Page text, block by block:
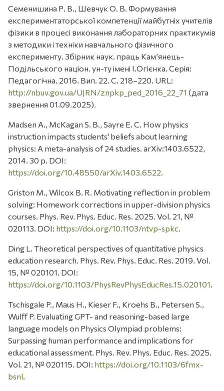
Семенишина Р. В., Шевчук О. В. Формування
експериментаторської компетенції майбутніх учителів
фізики в процесі виконання лабораторних практикумів
з методики і техніки навчального фізичного
експерименту. Збірник наук. праць Кам’янець-
Подільського націон. ун-ту імені І.Огієнка. Серія:
Педагогічна. 2016. Вип. 22. С. 218–220. URL:
http://nbuv.gov.ua/UJRN/znpkp_ped_2016_22_71 (дата
звернення 01.09.2025).
Madsen A., McKagan S. B., Sayre E. C. How physics
instruction impacts students' beliefs about learning
physics: A meta-analysis of 24 studies. arXiv:1403.6522,
2014. 30 p. DOI:
https://doi.org/10.48550/arXiv.1403.6522.
Griston M., Wilcox B. R. Motivating reflection in problem
solving: Homework corrections in upper-division physics
courses. Phys. Rev. Phys. Educ. Res. 2025. Vol. 21, №
020113. DOI: https://doi.org/10.1103/ntvp-spkc.
Ding L. Theoretical perspectives of quantitative physics
education research. Phys. Rev. Phys. Educ. Res. 2019. Vol.
15, № 020101. DOI:
https://doi.org/10.1103/PhysRevPhysEducRes.15.020101.
Tschisgale P., Maus H., Kieser F., Kroehs B., Petersen S.,
Wulff P. Evaluating GPT- and reasoning-based large
language models on Physics Olympiad problems:
Surpassing human performance and implications for
educational assessment. Phys. Rev. Phys. Educ. Res. 2025.
Vol. 21, № 020115. DOI: https://doi.org/10.1103/6fmx-
bsnl.